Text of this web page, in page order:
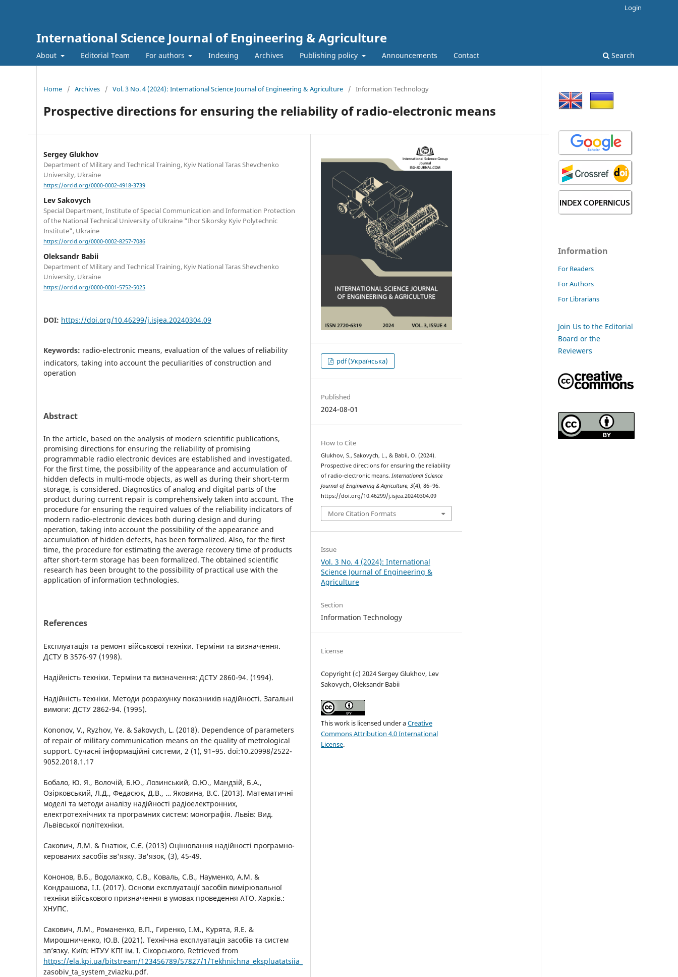
International Science Journal of Engineering & Agriculture
About Editorial Team For authors Indexing Archives Publishing policy Announcements Contact Search
Login
Home / Archives / Vol. 3 No. 4 (2024): International Science Journal of Engineering & Agriculture / Information Technology
Prospective directions for ensuring the reliability of radio-electronic means
Sergey Glukhov
Department of Military and Technical Training, Kyiv National Taras Shevchenko
University, Ukraine
https://orcid.org/0000-0002-4918-3739
Lev Sakovych
Special Department, Institute of Special Communication and Information Protection
of the National Technical University of Ukraine "Ihor Sikorsky Kyiv Polytechnic
Institute", Ukraine
https://orcid.org/0000-0002-8257-7086
Oleksandr Babii
Department of Military and Technical Training, Kyiv National Taras Shevchenko
University, Ukraine
https://orcid.org/0000-0001-5752-5025
DOI: https://doi.org/10.46299/j.isjea.20240304.09
Keywords: radio-electronic means, evaluation of the values of reliability
indicators, taking into account the peculiarities of construction and
operation
Abstract
In the article, based on the analysis of modern scientific publications,
promising directions for ensuring the reliability of promising
programmable radio electronic devices are established and investigated.
For the first time, the possibility of the appearance and accumulation of
hidden defects in multi-mode objects, as well as during their short-term
storage, is considered. Diagnostics of analog and digital parts of the
product during current repair is comprehensively taken into account. The
procedure for ensuring the required values of the reliability indicators of
modern radio-electronic devices both during design and during
operation, taking into account the possibility of the appearance and
accumulation of hidden defects, has been formalized. Also, for the first
time, the procedure for estimating the average recovery time of products
after short-term storage has been formalized. The obtained scientific
research has been brought to the possibility of practical use with the
application of information technologies.
References
Експлуатація та ремонт військової техніки. Терміни та визначення.
ДСТУ В 3576-97 (1998).
Надійність техніки. Терміни та визначення: ДСТУ 2860-94. (1994).
Надійність техніки. Методи розрахунку показників надійності. Загальні
вимоги: ДСТУ 2862-94. (1995).
Kononov, V., Ryzhov, Ye. & Sakovych, L. (2018). Dependence of parameters
of repair of military communication means on the quality of metrological
support. Сучасні інформаційні системи, 2 (1), 91–95. doi:10.20998/2522-
9052.2018.1.17
Бобало, Ю. Я., Волочій, Б.Ю., Лозинський, О.Ю., Мандзій, Б.А.,
Озірковський, Л.Д., Федасюк, Д.В., … Яковина, В.С. (2013). Математичні
моделі та методи аналізу надійності радіоелектронних,
електротехнічних та програмних систем: монографія. Львів: Вид.
Львівської політехніки.
Сакович, Л.М. & Гнатюк, С.Є. (2013) Оцінювання надійності програмно-
керованих засобів зв'язку. Зв'язок, (3), 45-49.
Кононов, В.Б., Водолажко, С.В., Коваль, С.В., Науменко, А.М. &
Кондрашова, І.І. (2017). Основи експлуатації засобів вимірювальної
техніки військового призначення в умовах проведення АТО. Харків.:
ХНУПС.
Сакович, Л.М., Романенко, В.П., Гиренко, І.М., Курята, Я.Е. &
Мирошниченко, Ю.В. (2021). Технічна експлуатація засобів та систем
зв’язку. Київ: НТУУ КПІ ім. І. Сікорського. Retrieved from
https://ela.kpi.ua/bitstream/123456789/57827/1/Tekhnichna_ekspluatatsiia_
zasobiv_ta_system_zviazku.pdf.
pdf (Українська)
Published
2024-08-01
How to Cite
Glukhov, S., Sakovych, L., & Babii, O. (2024).
Prospective directions for ensuring the reliability
of radio-electronic means. International Science
Journal of Engineering & Agriculture,3(4), 86–96.
https://doi.org/10.46299/j.isjea.20240304.09
More Citation Formats
Issue
Vol. 3 No. 4 (2024): International
Science Journal of Engineering &
Agriculture
Section
Information Technology
License
Copyright (c) 2024 Sergey Glukhov, Lev
Sakovych, Oleksandr Babii
This work is licensed under aCreative
Commons Attribution 4.0 International
License.
Information
For Readers
For Authors
For Librarians
Join Us to the Editorial
Board or the
Reviewers